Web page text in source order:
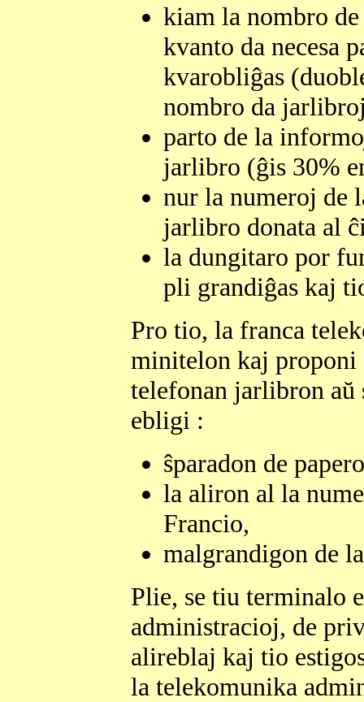
kiam la nombro
kvanto da necesa
kvarobliĝas
nombro da
parto de la
jarlibro (ĝis 30%
nur la numeroj de
jarlibro donata al
la dungitaro por
pli grandiĝas kaj
Pro tio, la franca
minitelon kaj proponi
telefonan jarlibron aŭ
ebligi :
ŝparadon de
la aliron al la
Francio,
malgrandigon de
Plie, se tiu terminalo
administracioj, de
alireblaj kaj tio
la telekomunika